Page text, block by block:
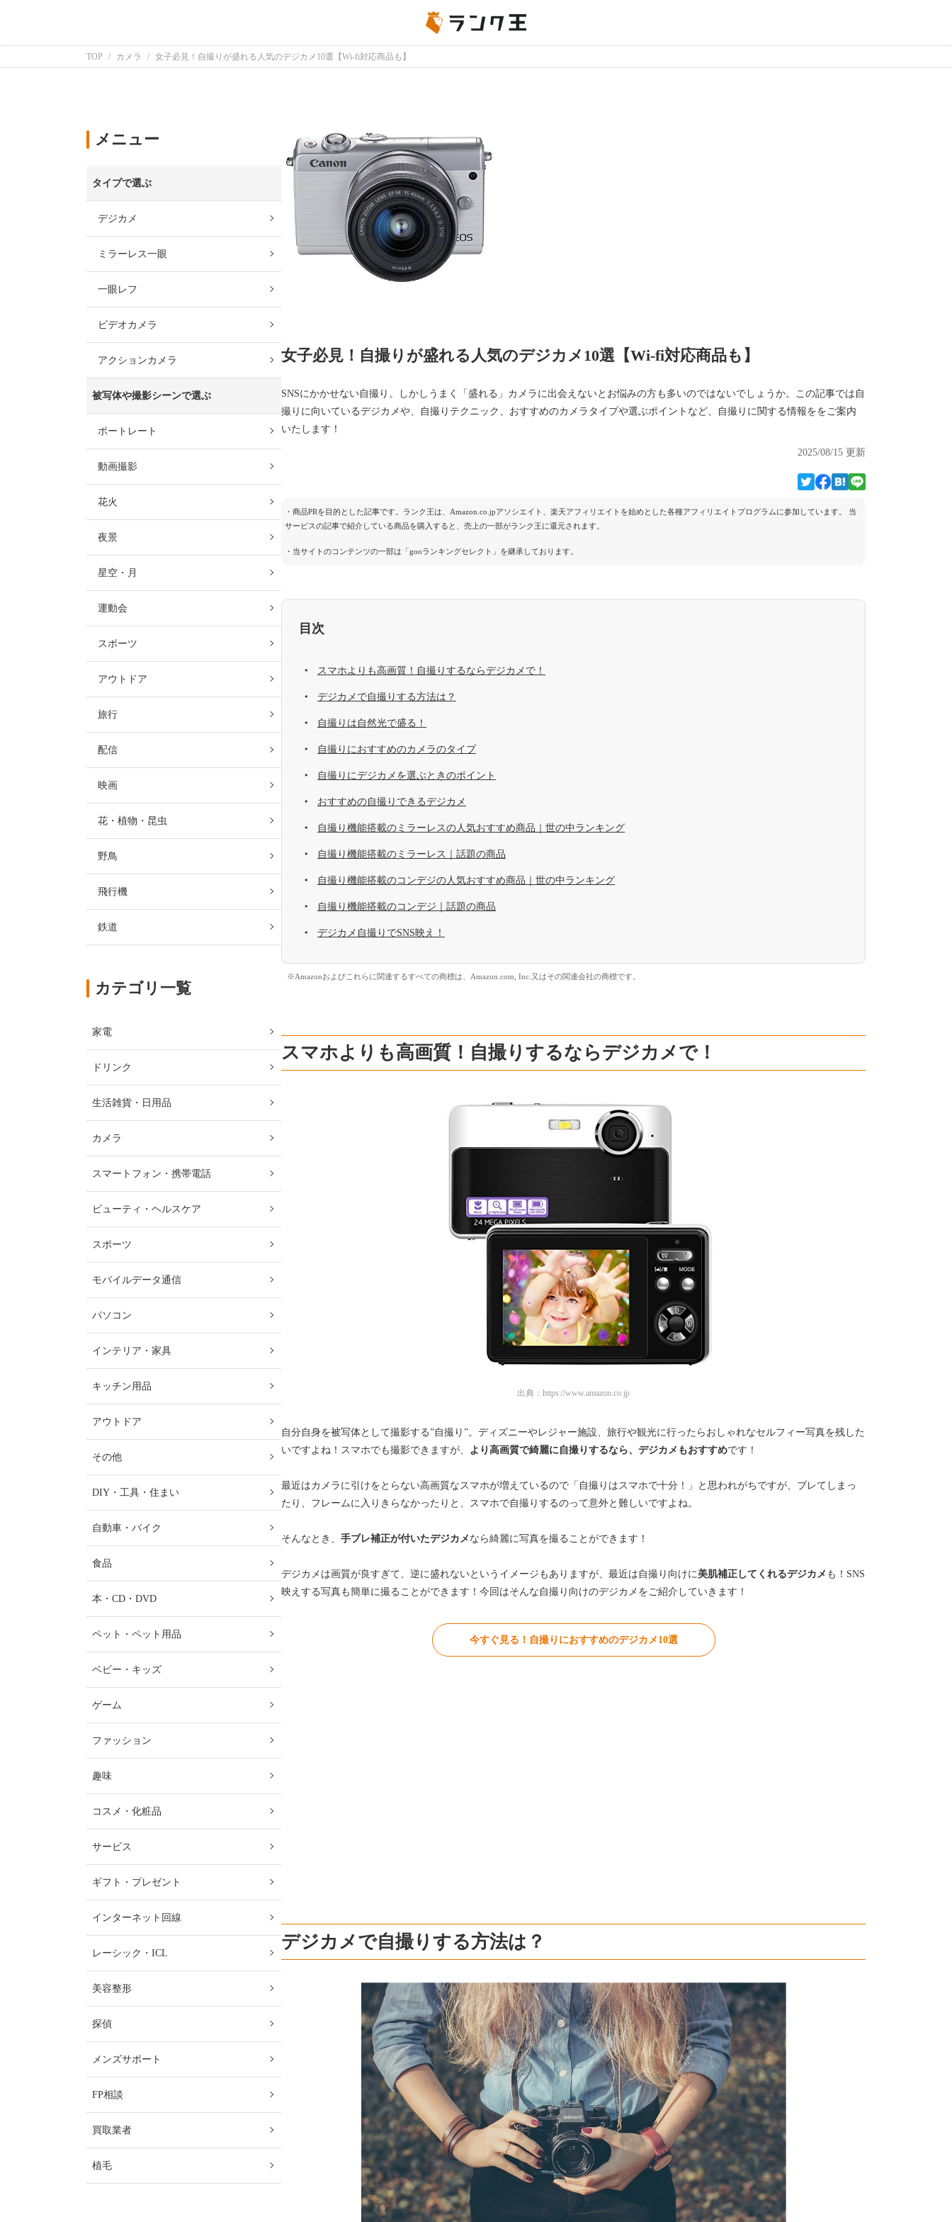
TOP カメラ 女子必見！自撮りが盛れる人気のデジカメ10選【Wi-fi対応商品も】
女子必見！自撮りが盛れる人気のデジカメ10選【Wi-fi対応商品も】
SNSにかかせない自撮り。しかしうまく「盛れる」カメラに出会えないとお悩みの方も多いのではないでしょうか。この記事では自
撮りに向いているデジカメや、自撮りテクニック、おすすめのカメラタイプや選ぶポイントなど、自撮りに関する情報ををご案内
いたします！
2025/08/15 更新
・商品PRを目的とした記事です。ランク王は、Amazon.co.jpアソシエイト、楽天アフィリエイトを始めとした各種アフィリエイトプログラムに参加しています。 当
サービスの記事で紹介している商品を購入すると、売上の一部がランク王に還元されます。
・当サイトのコンテンツの一部は「gooランキングセレクト」を継承しております。
目次
スマホよりも高画質！自撮りするならデジカメで！
デジカメで自撮りする方法は？
自撮りは自然光で盛る！
自撮りにおすすめのカメラのタイプ
自撮りにデジカメを選ぶときのポイント
おすすめの自撮りできるデジカメ
自撮り機能搭載のミラーレスの人気おすすめ商品｜世の中ランキング
自撮り機能搭載のミラーレス｜話題の商品
自撮り機能搭載のコンデジの人気おすすめ商品｜世の中ランキング
自撮り機能搭載のコンデジ｜話題の商品
デジカメ自撮りでSNS映え！
※Amazonおよびこれらに関連するすべての商標は、Amazon.com, Inc.又はその関連会社の商標です。
スマホよりも高画質！自撮りするならデジカメで！
出典： https://www.amazon.co.jp
自分自身を被写体として撮影する”自撮り”。ディズニーやレジャー施設、旅行や観光に行ったらおしゃれなセルフィー写真を残した
いですよね！スマホでも撮影できますが、 より高画質で綺麗に自撮りするなら、デジカメもおすすめです！
最近はカメラに引けをとらない高画質なスマホが増えているので「自撮りはスマホで十分！」と思われがちですが、ブレてしまっ
たり、フレームに入りきらなかったりと、スマホで自撮りするのって意外と難しいですよね。
そんなとき、 手ブレ補正が付いたデジカメ なら綺麗に写真を撮ることができます！
デジカメは画質が良すぎて、逆に盛れないというイメージもありますが、最近は自撮り向けに美肌補正してくれるデジカメ も！SNS
映えする写真も簡単に撮ることができます！今回はそんな自撮り向けのデジカメをご紹介していきます！
今すぐ見る！自撮りにおすすめのデジカメ10選
デジカメで自撮りする方法は？
メニュー
タイプで選ぶ
デジカメ
ミラーレス一眼
一眼レフ
ビデオカメラ
アクションカメラ
被写体や撮影シーンで選ぶ
ポートレート
動画撮影
花火
夜景
星空・月
運動会
スポーツ
アウトドア
旅行
配信
映画
花・植物・昆虫
野鳥
飛行機
鉄道
カテゴリ一覧
家電
ドリンク
生活雑貨・日用品
カメラ
スマートフォン・携帯電話
ビューティ・ヘルスケア
スポーツ
モバイルデータ通信
パソコン
インテリア・家具
キッチン用品
アウトドア
その他
DIY・工具・住まい
自動車・バイク
食品
本・CD・DVD
ペット・ペット用品
ベビー・キッズ
ゲーム
ファッション
趣味
コスメ・化粧品
サービス
ギフト・プレゼント
インターネット回線
レーシック・ICL
美容整形
探偵
メンズサポート
FP相談
買取業者
植毛